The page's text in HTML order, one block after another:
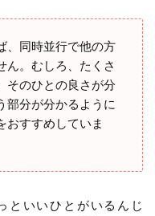
、同時並行で他の方
ん。むしろ、たくさ
そのひとの良さが分
部分が分かるように
おすすめしていま
といいひとがいるんじ